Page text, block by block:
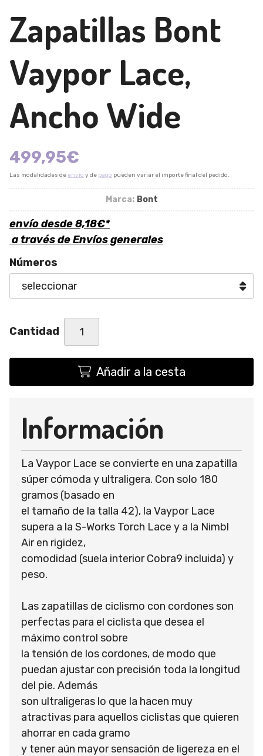
Zapatillas Bont
Vaypor Lace,
Ancho Wide
499,95€
Las modalidades de envío y de pago pueden variar el importe final del pedido.
Marca: Bont
envío desde8,18€*
a través deEnvíos generales
Números
Cantidad
Añadir a la cesta
Información
La Vaypor Lace se convierte en una zapatilla
súper cómoda y ultraligera. Con solo 180
gramos (basado en
el tamaño de la talla 42), la Vaypor Lace
supera a la S-Works Torch Lace y a la Nimbl
Air en rigidez,
comodidad (suela interior Cobra9 incluida) y
peso.
Las zapatillas de ciclismo con cordones son
perfectas para el ciclista que desea el
máximo control sobre
la tensión de los cordones, de modo que
puedan ajustar con precisión toda la longitud
del pie. Además
son ultraligeras lo que la hacen muy
atractivas para aquellos ciclistas que quieren
ahorrar en cada gramo
y tener aún mayor sensación de ligereza en el